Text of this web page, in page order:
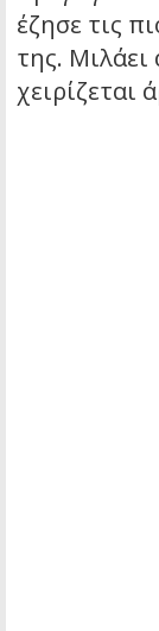
έζησε τις
της. Μιλάει
χειρίζεται